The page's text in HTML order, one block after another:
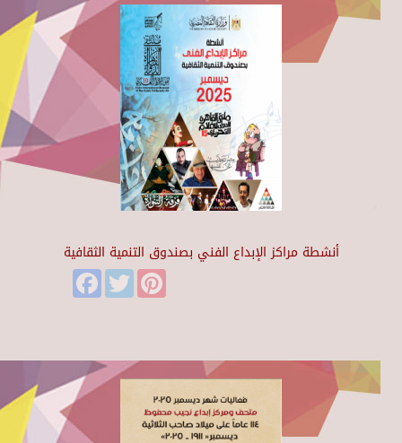
أنشطة مراكز الإبداع الفني بصندوق التنمية الثقافية
FacebookTwitter